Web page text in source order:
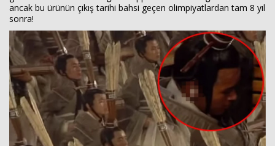
ancak bu ürünün çıkış tarihi bahsi geçen olimpiyatlardan tam 8 yıl
sonra!
VİDEO GALERİ
İLETİŞİM